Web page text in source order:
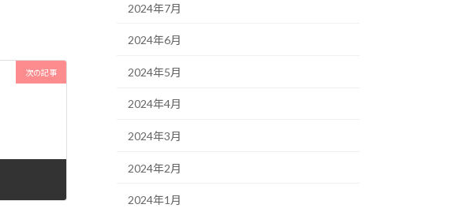
次の記事
2024年7月
2024年6月
2024年5月
2024年4月
2024年3月
2024年2月
2024年1月